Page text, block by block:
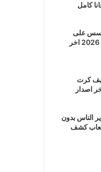
على
المكالمات للايفون 2026 اخر
كرت
الناس بدون
كشف